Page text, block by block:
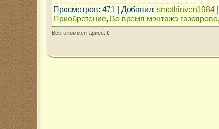
Просмотров: 471 | Добавил: smothinven1984
Приобретение, Во время монтажа
Всего комментариев: 0